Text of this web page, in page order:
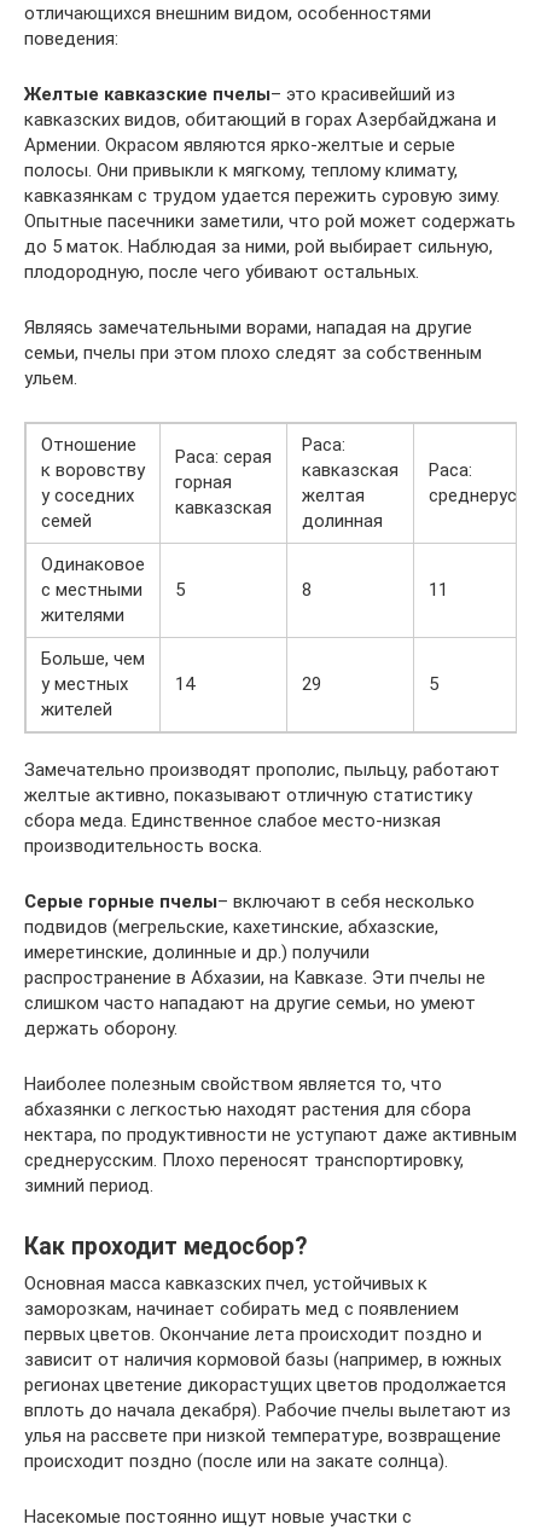
отличающихся внешним видом, особенностями
поведения:
Желтые кавказские пчелы– это красивейший из
кавказских видов, обитающий в горах Азербайджана и
Армении. Окрасом являются ярко-желтые и серые
полосы. Они привыкли к мягкому, теплому климату,
кавказянкам с трудом удается пережить суровую зиму.
Опытные пасечники заметили, что рой может содержать
до 5 маток. Наблюдая за ними, рой выбирает сильную,
плодородную, после чего убивают остальных.
Являясь замечательными ворами, нападая на другие
семьи, пчелы при этом плохо следят за собственным
ульем.
Отношение
к воровству
у соседних
семей
Раса: серая
горная
кавказская
Раса:
кавказская
желтая
долинная
Раса:
Одинаковое
с местными
жителями
5 8 11
Больше, чем
у местных
жителей
14 29 5
Замечательно производят прополис, пыльцу, работают
желтые активно, показывают отличную статистику
сбора меда. Единственное слабое место-низкая
производительность воска.
Серые горные пчелы– включают в себя несколько
подвидов (мегрельские, кахетинские, абхазские,
имеретинские, долинные и др.) получили
распространение в Абхазии, на Кавказе. Эти пчелы не
слишком часто нападают на другие семьи, но умеют
держать оборону.
Наиболее полезным свойством является то, что
абхазянки с легкостью находят растения для сбора
нектара, по продуктивности не уступают даже активным
среднерусским. Плохо переносят транспортировку,
зимний период.
Как проходит медосбор?
Основная масса кавказских пчел, устойчивых к
заморозкам, начинает собирать мед с появлением
первых цветов. Окончание лета происходит поздно и
зависит от наличия кормовой базы (например, в южных
регионах цветение дикорастущих цветов продолжается
вплоть до начала декабря). Рабочие пчелы вылетают из
улья на рассвете при низкой температуре, возвращение
происходит поздно (после или на закате солнца).
Насекомые постоянно ищут новые участки с